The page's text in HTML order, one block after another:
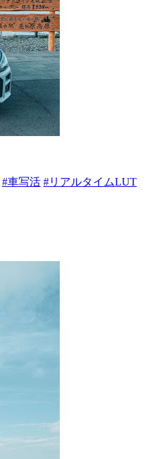
#車写活 #リアルタイムLUT